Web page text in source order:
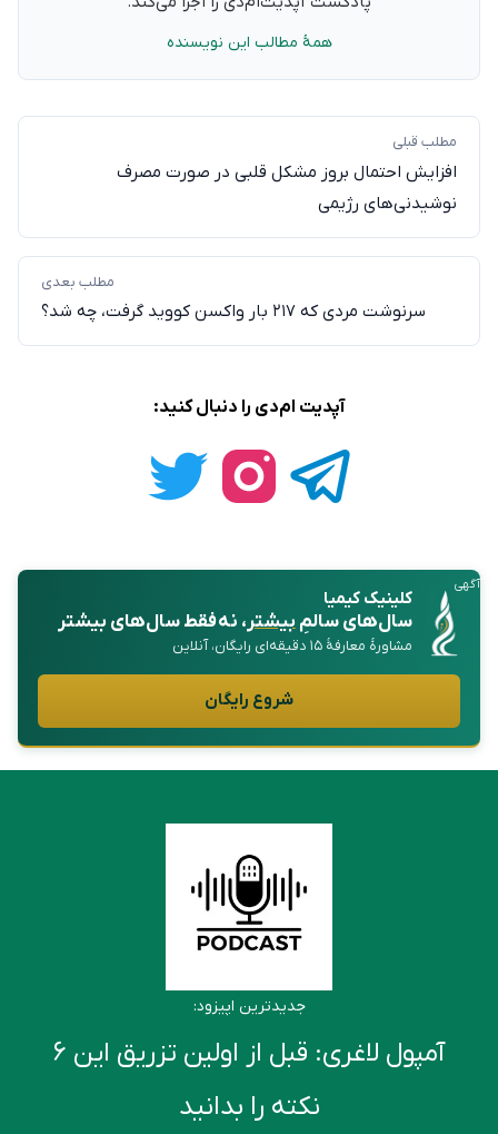
همهٔ مطالب این نویسنده
مطلب قبلی
افزایش احتمال بروز مشکل قلبی در صورت مصرف
نوشیدنی‌های رژیمی
مطلب بعدی
سرنوشت مردی که ۲۱۷ بار واکسن کووید گرفت، چه شد؟
آپدیت ام‌دی را دنبال کنید:
آگهی
کلینیک کیمیا
سال‌های سالمِبیشتر، نه فقط سال‌های بیشتر
مشاورهٔ معارفهٔ ۱۵ دقیقه‌ای رایگان، آنلاین
شروع رایگان
جدیدترین اپیزود:
آمپول لاغری: قبل از اولین تزریق این ۶
نکته را بدانید